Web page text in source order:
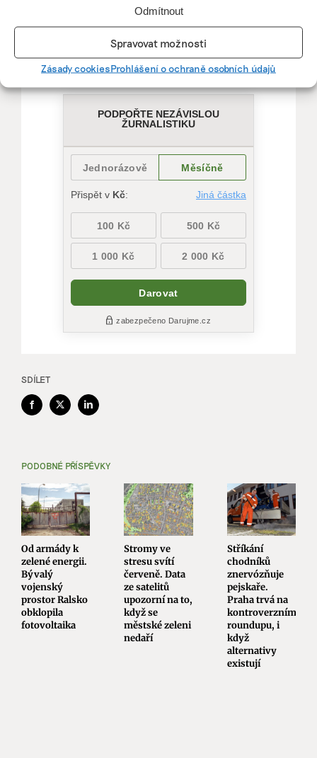
Odmítnout
Spravovat možnosti
Zásady cookiesProhlášení o ochraně osobních údajů
která by jinak nevznikla.
Přispějte na vznik obsahu.
SDÍLET
Facebook
X LinkedIn
PODOBNÉ PŘÍSPĚVKY
Od armády k
zelené energii.
Bývalý
vojenský
prostor Ralsko
obklopila
fotovoltaika
Stromy ve
stresu svítí
červeně. Data
ze satelitů
upozorní na to,
když se
městské zeleni
nedaří
Stříkání
chodníků
znervózňuje
pejskaře.
Praha trvá na
kontroverzním
roundupu, i
když
alternativy
existují